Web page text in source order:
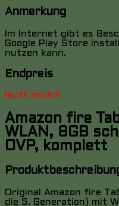
Anmerkung
Im Internet gibt es
Google Play Store
nutzen kann.
Endpreis
läuft noch!!!
Amazon fire
WLAN, 8GB
OVP, komplett
Original Amazon fire
die 5. Generation) mit